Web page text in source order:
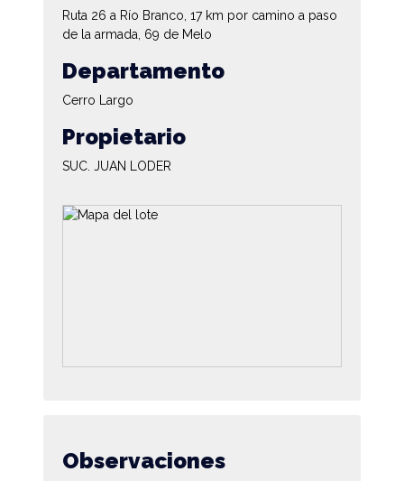
Ruta 26 a Río Branco, 17 km por camino a paso
de la armada, 69 de Melo
Departamento
Cerro Largo
Propietario
SUC. JUAN LODER
Observaciones